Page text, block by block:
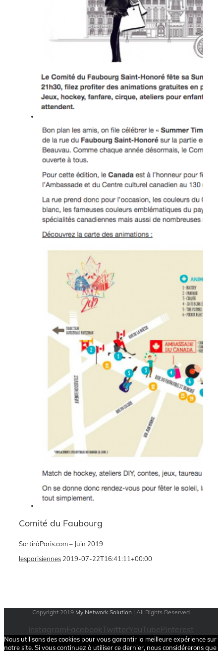
Comité du Faubourg
SortiràParis.com – Juin 2019
lesparisiennes 2019-07-22T16:41:11+00:00
Copyright 2019 My Network Solution | All Rights Reserved
InstagramFacebookTwitterYouTubePinterest
Nous utilisons des cookies pour vous garantir la meilleure expérience sur
notre site. Si vous continuez à utiliser ce dernier, nous considérerons que